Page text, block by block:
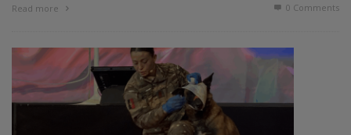
Read more 0 Comments